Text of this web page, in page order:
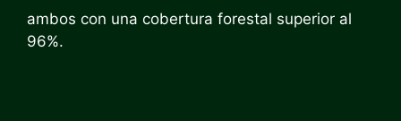
ambos con una cobertura forestal superior al
96%.